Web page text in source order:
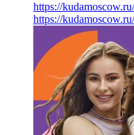
https://
https://